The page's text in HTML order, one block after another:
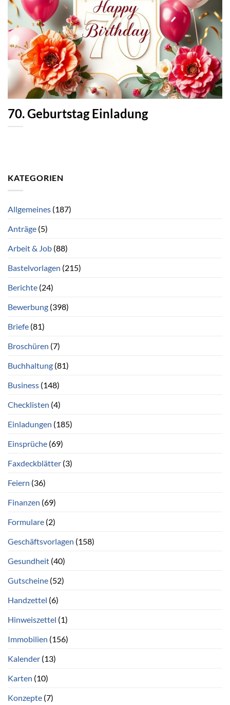
70. Geburtstag Einladung
KATEGORIEN
Allgemeines (187)
Anträge (5)
Arbeit & Job (88)
Bastelvorlagen (215)
Berichte (24)
Bewerbung (398)
Briefe (81)
Broschüren (7)
Buchhaltung (81)
Business (148)
Checklisten (4)
Einladungen (185)
Einsprüche (69)
Faxdeckblätter (3)
Feiern (36)
Finanzen (69)
Formulare (2)
Geschäftsvorlagen (158)
Gesundheit (40)
Gutscheine (52)
Handzettel (6)
Hinweiszettel (1)
Immobilien (156)
Kalender (13)
Karten (10)
Konzepte (7)